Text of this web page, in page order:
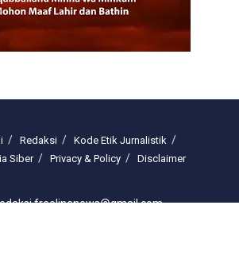
Redaksi
Kode Etik Jurnalistik
Siber
Privacy & Policy Disclaimer